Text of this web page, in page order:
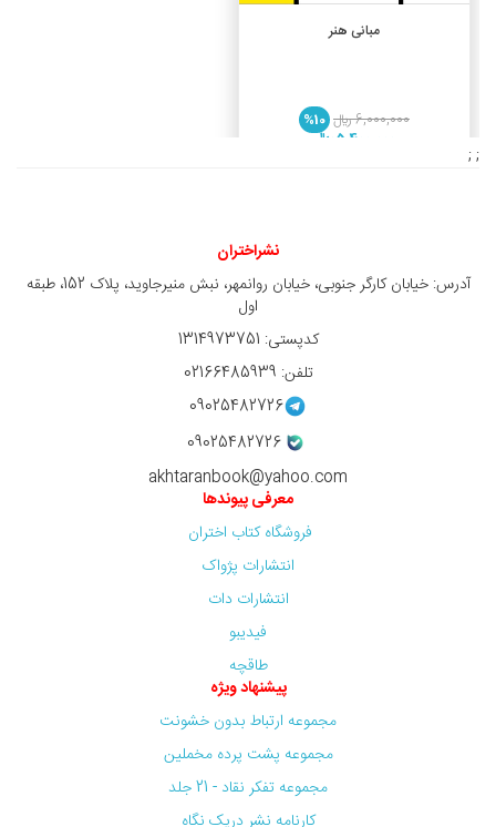
افزودن به سبد خرید
مبانی هنر
6,000,000 ريال
%10
5,400,000 ريال
; ;
نشراختران
آدرس: خیابان کارگر جنوبی، خیابان روانمهر، نبش منیرجاوید، پلاک 152، طبقه
اول
کدپستی: 1314973751
تلفن: 02166485939
09025482726
09025482726
akhtaranbook@yahoo.com
معرفی پیوندها
فروشگاه کتاب اختران
انتشارات پژواک
انتشارات دات
فیدیبو
طاقچه
پیشنهاد ویژه
مجموعه ارتباط بدون خشونت
مجموعه پشت پرده مخملین
مجموعه تفکر نقاد - 21 جلد
کارنامه نشر دریک نگاه